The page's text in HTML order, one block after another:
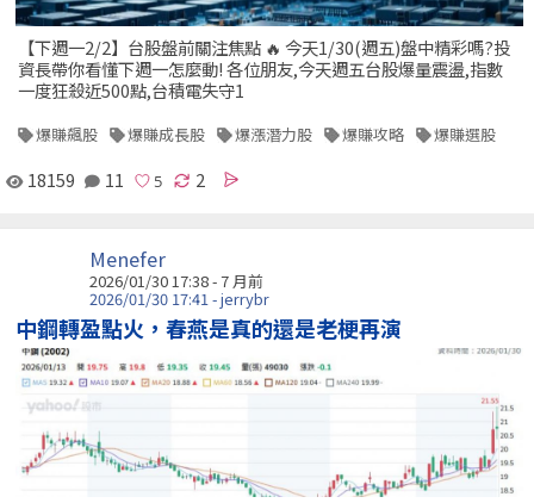
【下週一2/2】台股盤前關注焦點 🔥 今天1/30(週五)盤中精彩嗎?投
資長帶你看懂下週一怎麼動! 各位朋友,今天週五台股爆量震盪,指數
一度狂殺近500點,台積電失守1
爆賺飆股 爆賺成長股 爆漲潛力股 爆賺攻略 爆賺選股
18159 11 2
Menefer
2026/01/30 17:38 - 7 月前
2026/01/30 17:41 - jerrybr
中鋼轉盈點火，春燕是真的還是老梗再演